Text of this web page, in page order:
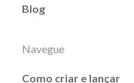
Blog
Navegue
Como criar e lançar